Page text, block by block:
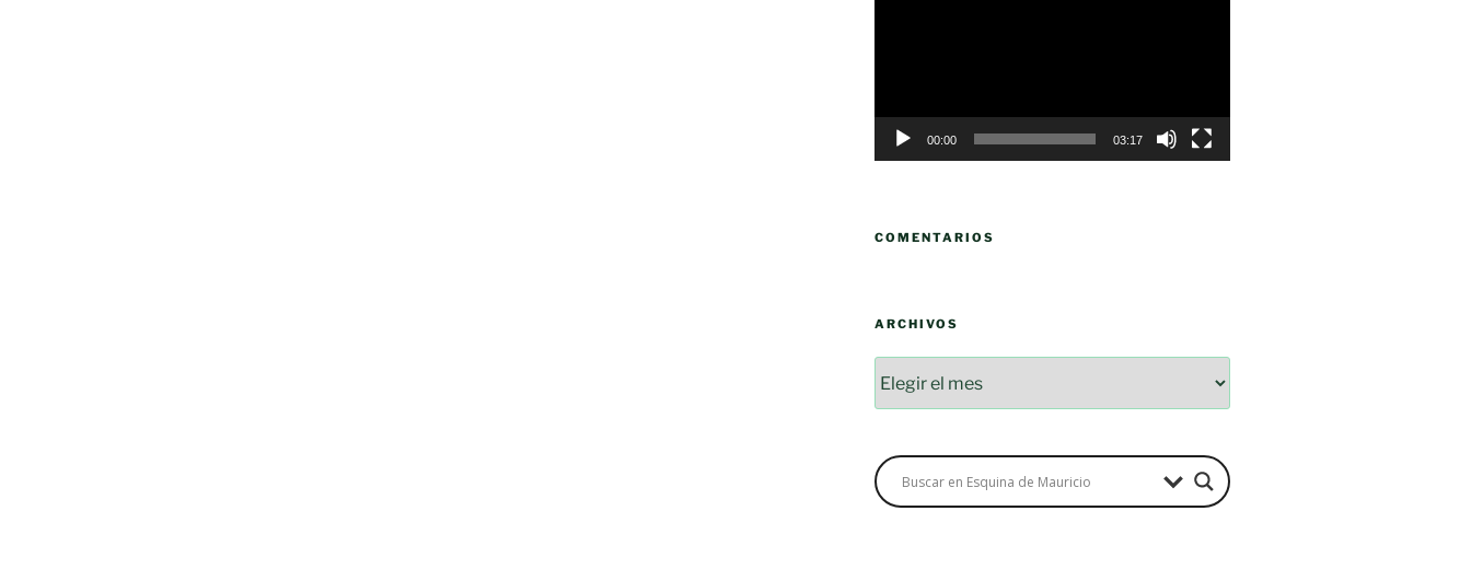
00:00 03:17
COMENTARIOS
ARCHIVOS